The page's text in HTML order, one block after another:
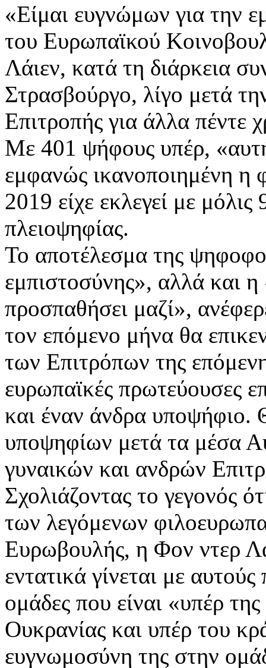
«Είμαι ευγνώμων για την
του Ευρωπαϊκού
Λάιεν, κατά τη διάρκεια
Στρασβούργο, λίγο μετά
Επιτροπής για άλλα πέντε
Με 401 ψήφους υπέρ,
εμφανώς ικανοποιημένη η
2019 είχε εκλεγεί με
πλειοψηφίας.
Το αποτέλεσμα της
εμπιστοσύνης», αλλά και
προσπαθήσει μαζί»,
τον επόμενο μήνα θα
των Επιτρόπων της
ευρωπαϊκές πρωτεύουσες
και έναν άνδρα υποψήφιο.
υποψηφίων μετά τα μέσα
γυναικών και ανδρών
Σχολιάζοντας το γεγονός
των λεγόμενων
Ευρωβουλής, η Φον ντερ
εντατικά γίνεται με
ομάδες που είναι «υπέρ
Ουκρανίας και υπέρ του
ευγνωμοσύνη της στην